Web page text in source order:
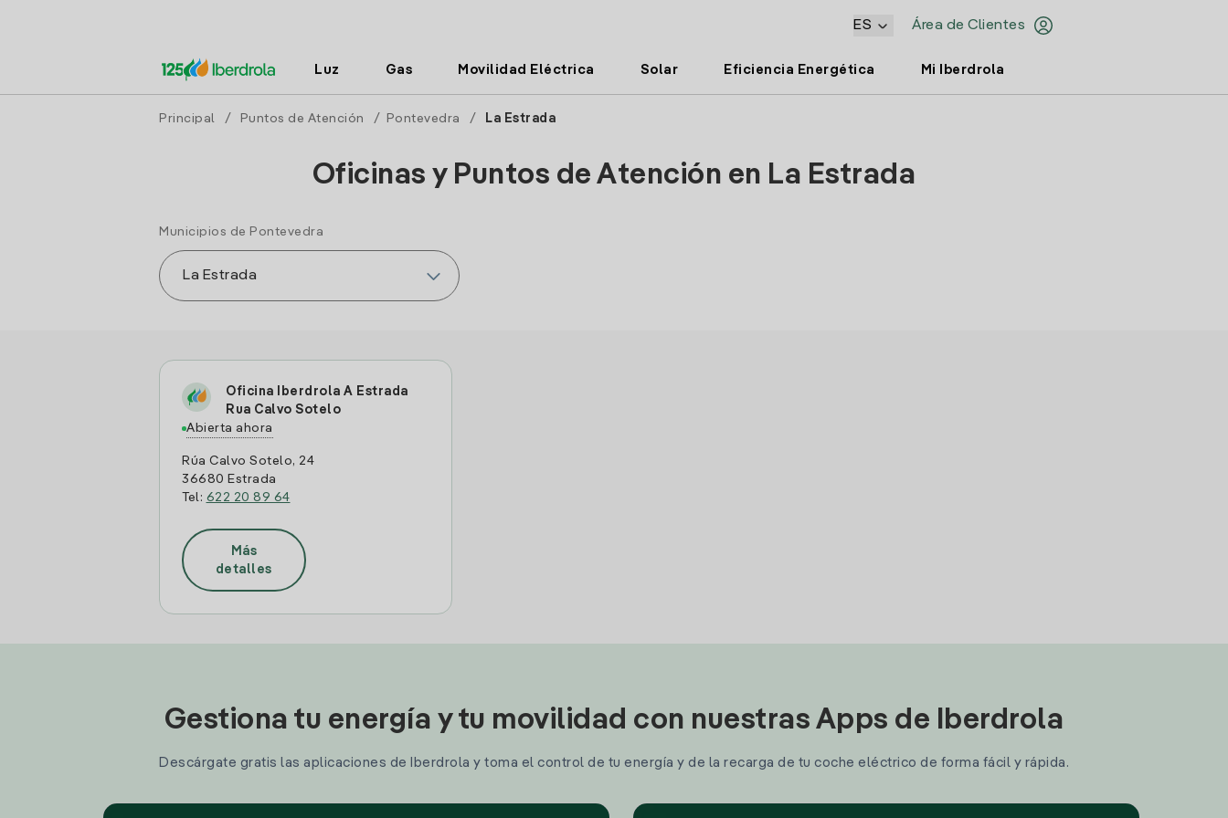
Área de Clientes
ES
Luz Gas Movilidad Eléctrica Solar Eficiencia Energética Mi Iberdrola
Principal / Puntos de Atención / Pontevedra / La Estrada
Oficinas y Puntos de Atención en La Estrada
Municipios de Pontevedra
Oficina Iberdrola A Estrada
Rua Calvo Sotelo
Abierta ahora
Rúa Calvo Sotelo, 24
36680 Estrada
Tel: 622 20 89 64
Más
detalles
Gestiona tu energía y tu movilidad con nuestras Apps de Iberdrola
Descárgate gratis las aplicaciones de Iberdrola y toma el control de tu energía y de la recarga de tu coche eléctrico de forma fácil y rápida.